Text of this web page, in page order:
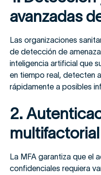
avanzadas
Las organizaciones
de detección de
inteligencia artificial que
en tiempo real, detecten
rápidamente a posibles
2.
multifactorial
La MFA garantiza que el
confidenciales requiera